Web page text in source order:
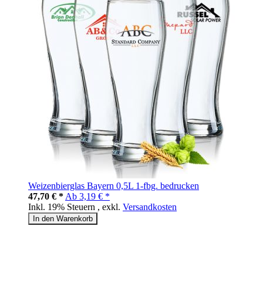
Weizenbierglas Bayern 0,5L 1-fbg. bedrucken
47,70 € * Ab 3,19 € *
Inkl. 19% Steuern , exkl. Versandkosten
In den Warenkorb